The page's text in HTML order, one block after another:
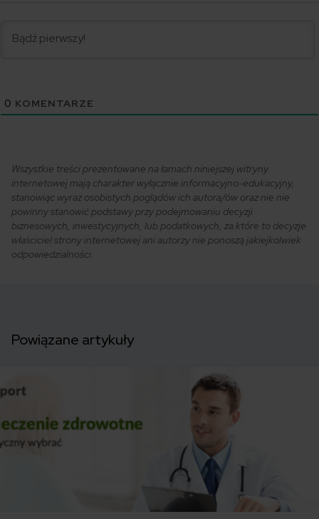
0 KOMENTARZE
Wszystkie treści prezentowane na łamach niniejszej witryny
internetowej mają charakter wyłącznie informacyjno-edukacyjny,
stanowiąc wyraz osobistych poglądów ich autora/ów oraz nie nie
powinny stanowić podstawy przy podejmowaniu decyzji
biznesowych, inwestycyjnych, lub podatkowych, za które to decyzje
właściciel strony internetowej ani autorzy nie ponoszą jakiejkolwiek
odpowiedzialności.
Powiązane artykuły